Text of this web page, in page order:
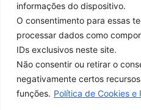
informações do dispositivo.
O consentimento para essas
processar dados como
IDs exclusivos neste site.
Não consentir ou retirar o
negativamente certos
funções. Política de Cookies e
SIGA-
© 1997-2022, GRUPO ROBERTO